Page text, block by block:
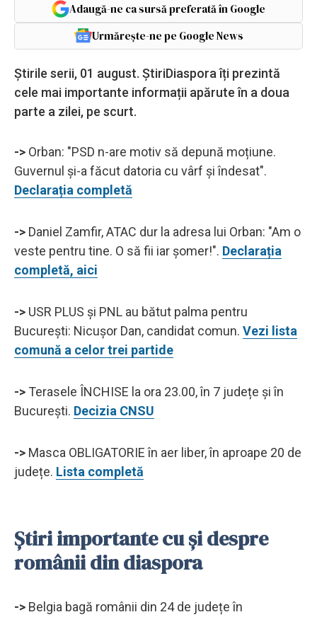
Adaugă-ne ca sursă preferată în Google
Urmărește-ne pe Google News
Știrile serii, 01 august. ȘtiriDiaspora îți prezintă
cele mai importante informații apărute în a doua
parte a zilei, pe scurt.
-> Orban: "PSD n-are motiv să depună moțiune.
Guvernul și-a făcut datoria cu vârf și îndesat".
Declarația completă
-> Daniel Zamfir, ATAC dur la adresa lui Orban: "Am o
veste pentru tine. O să fii iar șomer!". Declarația
completă, aici
-> USR PLUS și PNL au bătut palma pentru
București: Nicușor Dan, candidat comun. Vezi lista
comună a celor trei partide
-> Terasele ÎNCHISE la ora 23.00, în 7 județe și în
București. Decizia CNSU
-> Masca OBLIGATORIE în aer liber, în aproape 20 de
județe. Lista completă
Știri importante cu și despre
românii din diaspora
-> Belgia bagă românii din 24 de județe în